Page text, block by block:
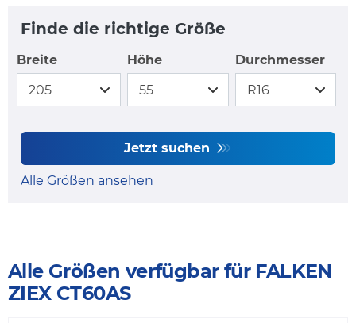
Finde die richtige Größe
Breite Höhe Durchmesser
Jetzt suchen
Alle Größen ansehen
Alle Größen verfügbar für FALKEN
ZIEX CT60AS